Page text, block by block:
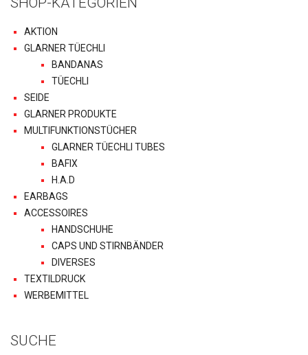
AKTION
GLARNER TÜECHLI
BANDANAS
TÜECHLI
SEIDE
GLARNER PRODUKTE
MULTIFUNKTIONSTÜCHER
GLARNER TÜECHLI TUBES
BAFIX
H.A.D
EARBAGS
ACCESSOIRES
HANDSCHUHE
CAPS UND STIRNBÄNDER
DIVERSES
TEXTILDRUCK
WERBEMITTEL
SUCHE